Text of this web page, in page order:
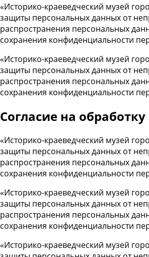
«Историко-краеведческий музей
защиты персональных данных от
распространения персональных
сохранения конфиденциальности
«Историко-краеведческий музей
защиты персональных данных от
распространения персональных
сохранения конфиденциальности
Cогласие на
«Историко-краеведческий музей
защиты персональных данных от
распространения персональных
сохранения конфиденциальности
«Историко-краеведческий музей
защиты персональных данных от
распространения персональных
сохранения конфиденциальности
«Историко-краеведческий музей